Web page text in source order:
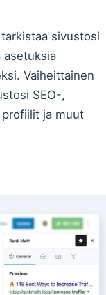
sivustosi
asetuksia
Vaiheittainen
SEO-,
ja muut